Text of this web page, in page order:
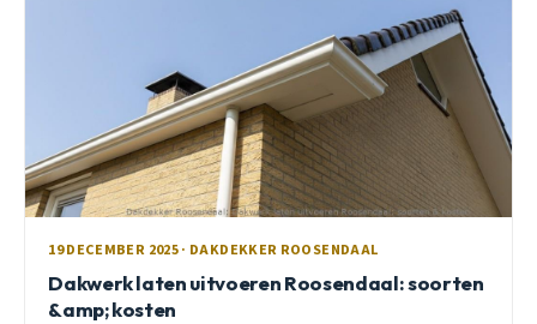
19 DECEMBER 2025 · DAKDEKKER ROOSENDAAL
Dakwerk laten uitvoeren Roosendaal: soorten
&amp; kosten